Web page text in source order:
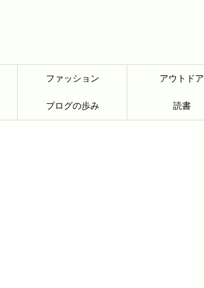
ファッション アウトドア
ブログの歩み 読書